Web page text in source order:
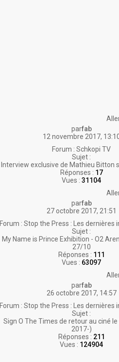
parfab
12 novembre 2017,
Forum :Schkopi TV
Sujet :
Interview exclusive de Mathieu Bitton
Réponses : 17
Vues :31104
parfab
27 octobre 2017, 21:51
Forum : Stop the Press : Les dernières
Sujet :
My Name is Prince Exhibition - O2
27/10
Réponses : 111
Vues : 63097
parfab
26 octobre 2017, 14:57
Forum : Stop the Press : Les dernières
Sujet :
Sign O The Times de retour au ciné
2017-)
Réponses : 211
Vues : 124904